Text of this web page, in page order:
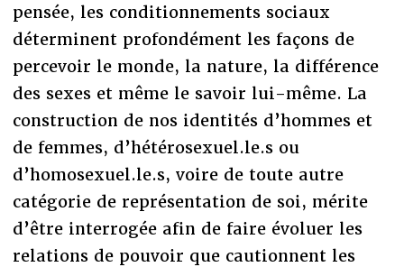
pensée, les conditionnements sociaux
déterminent profondément les façons de
percevoir le monde, la nature, la différence
des sexes et même le savoir lui-même. La
construction de nos identités d’hommes et
de femmes, d’hétérosexuel.le.s ou
d’homosexuel.le.s, voire de toute autre
catégorie de représentation de soi, mérite
d’être interrogée afin de faire évoluer les
relations de pouvoir que cautionnent les